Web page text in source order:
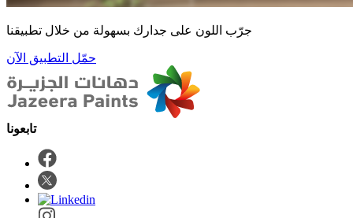
جرّب اللون على جدارك بسهولة من خلال تطبيقنا
حمّل التطبيق الآن